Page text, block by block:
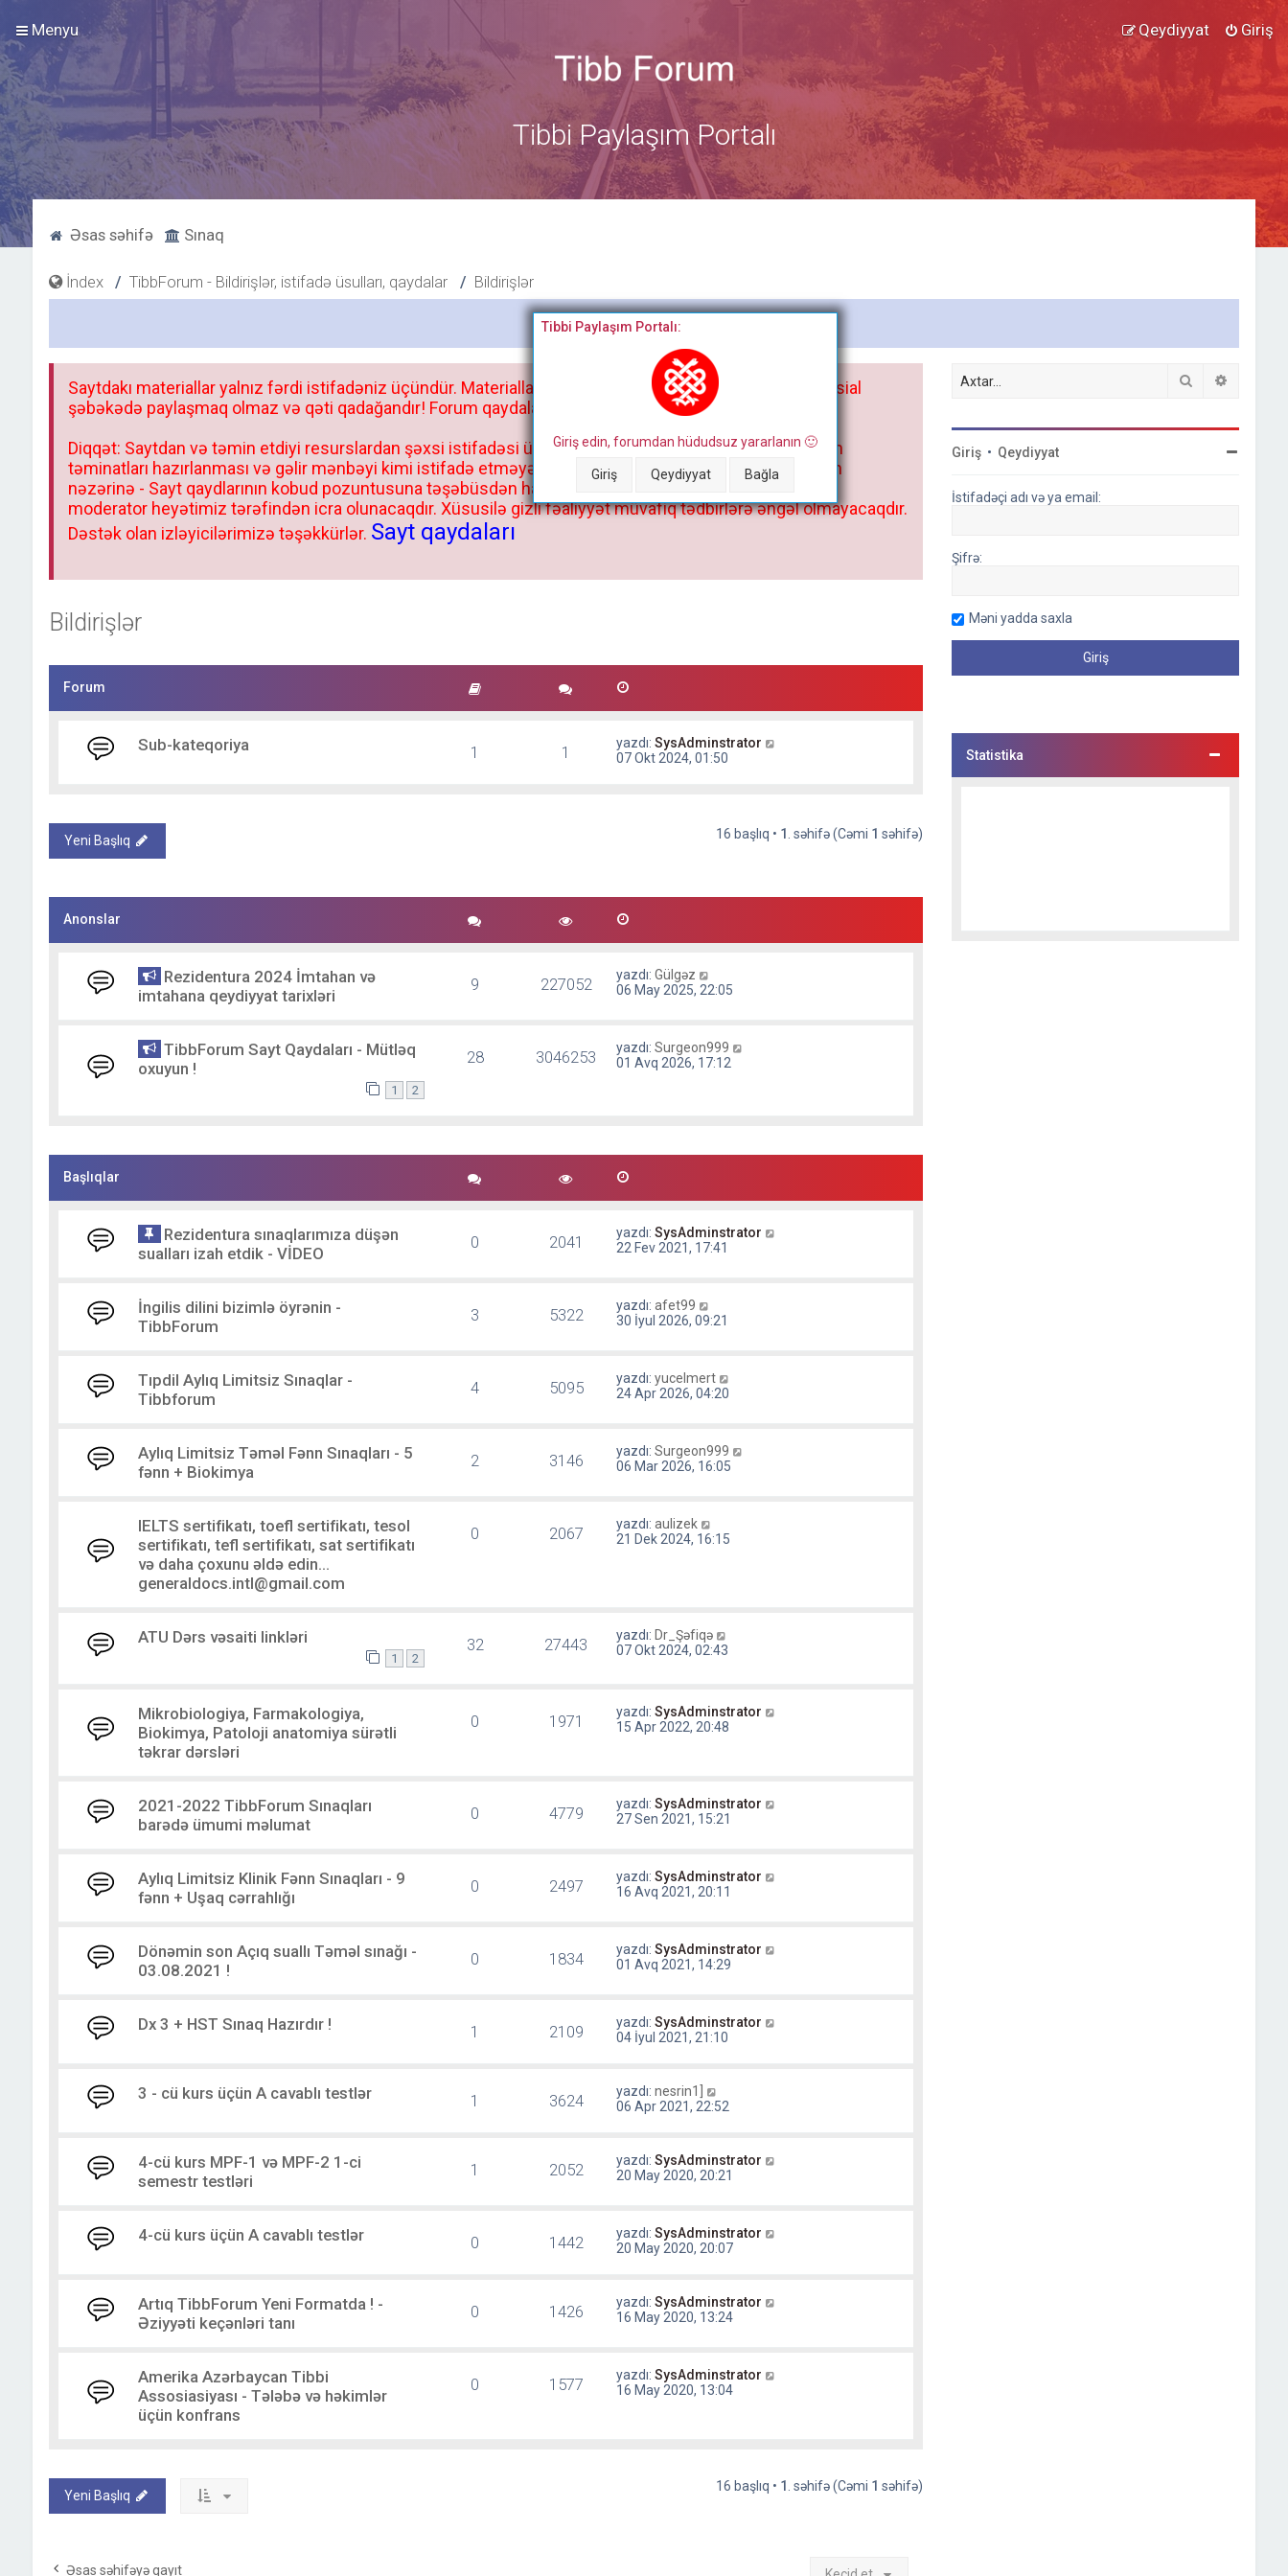
Menyu Giriş
Qeydiyyat
Tibbi Paylaşım Portalı
Əsas səhifə Sınaq
İndex TibbForum - Bildirişlər, istifadə üsulları, qaydalar Bildirişlər
Bitdi
Tibbi Paylaşım Portalı:
Giriş edin, forumdan hüdudsuz yararlanın 🙂
Giriş Qeydiyyat Bağla
Saytdakı materiallar yalnız fərdi istifadəniz üçündür. Materialları istisnasız heç bir qrupda, saytda və sosial
şəbəkədə paylaşmaq olmaz və qəti qadağandır! Forum qaydaları ilə mütləq tanış olun:
Diqqət: Saytdan və təmin etdiyi resurslardan şəxsi istifadəsi üçün deyil, kənar niyyətlər, xüsusi proqram
təminatları hazırlanması və gəlir mənbəyi kimi istifadə etməyə cəhd göstərənlərin və istifadə edənlərin
nəzərinə - Sayt qaydlarının kobud pozuntusuna təşəbüsdən haqqınızda bütün müvafiq tədbirlər böyük
moderator heyətimiz tərəfindən icra olunacaqdır. Xüsusilə gizli fəaliyyət müvafiq tədbirlərə əngəl olmayacaqdır.
Dəstək olan izləyicilərimizə təşəkkürlər. Sayt qaydaları
Bildirişlər
Forum
Sub-kateqoriya 1 1 yazdı:SysAdminstrator
a
ö
n
07 Okt 2024, 01:50
Yeni Başlıq 16 başlıq • 1 . səhifə (Cəmi 1 səhifə)
Anonslar
Rezidentura 2024 İmtahan və
imtahana qeydiyyat tarixləri
9 227052 yazdı:Gülgəz
06 May 2025, 22:05
TibbForum Sayt Qaydaları - Mütləq
oxuyun !
1 2
28 3046253 yazdı:Surgeon999
01 Avq 2026, 17:12
Başlıqlar
Rezidentura sınaqlarımıza düşən
sualları izah etdik - VİDEO
0 2041 yazdı:SysAdminstrator
22 Fev 2021, 17:41
İngilis dilini bizimlə öyrənin -
TibbForum
3 5322 yazdı:afet99
30 İyul 2026, 09:21
Tıpdil Aylıq Limitsiz Sınaqlar -
Tibbforum
4 5095 yazdı:yucelmert
24 Apr 2026, 04:20
Aylıq Limitsiz Təməl Fənn Sınaqları - 5
fənn + Biokimya
2 3146 yazdı:Surgeon999
06 Mar 2026, 16:05
IELTS sertifikatı, toefl sertifikatı, tesol
sertifikatı, tefl sertifikatı, sat sertifikatı
və daha çoxunu əldə edin...
generaldocs.intl@gmail.com
0 2067 yazdı:aulizek
21 Dek 2024, 16:15
ATU Dərs vəsaiti linkləri
1 2
32 27443 yazdı: Dr_Şəfiqə
07 Okt 2024, 02:43
Mikrobiologiya, Farmakologiya,
Biokimya, Patoloji anatomiya sürətli
təkrar dərsləri
0 1971 yazdı:SysAdminstrator
15 Apr 2022, 20:48
2021-2022 TibbForum Sınaqları
barədə ümumi məlumat
0 4779 yazdı:SysAdminstrator
27 Sen 2021, 15:21
Aylıq Limitsiz Klinik Fənn Sınaqları - 9
fənn + Uşaq cərrahlığı
0 2497 yazdı:SysAdminstrator
16 Avq 2021, 20:11
Dönəmin son Açıq suallı Təməl sınağı -
03.08.2021 !
0 1834 yazdı:SysAdminstrator
01 Avq 2021, 14:29
Dx 3 + HST Sınaq Hazırdır ! 1 2109 yazdı:SysAdminstrator
04 İyul 2021, 21:10
3 - cü kurs üçün A cavablı testlər 1 3624 yazdı:nesrin1]
06 Apr 2021, 22:52
4-cü kurs MPF-1 və MPF-2 1-ci
semestr testləri
1 2052 yazdı:SysAdminstrator
20 May 2020, 20:21
4-cü kurs üçün A cavablı testlər 0 1442 yazdı:SysAdminstrator
20 May 2020, 20:07
Artıq TibbForum Yeni Formatda ! -
Əziyyəti keçənləri tanı
0 1426 yazdı:SysAdminstrator
16 May 2020, 13:24
Amerika Azərbaycan Tibbi
Assosiasiyası - Tələbə və həkimlər
üçün konfrans
0 1577 yazdı:SysAdminstrator
16 May 2020, 13:04
Yeni Başlıq
16 başlıq • 1 . səhifə (Cəmi 1 səhifə)
Əsas səhifəyə qayıt
Axtar
Giriş • Qeydiyyat
İstifadəçi adı və ya email:
Şifrə:
Məni yadda saxla
Statistika